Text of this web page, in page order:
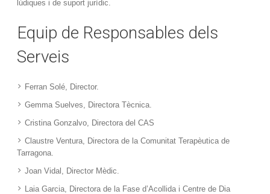
lúdiques i de suport jurídic.
Equip de Responsables dels
Serveis
Ferran Solé, Director.
Gemma Suelves, Directora Tècnica.
Cristina Gonzalvo, Directora del CAS
Claustre Ventura, Directora de la Comunitat Terapèutica de
Tarragona.
Joan Vidal, Director Mèdic.
Laia Garcia, Directora de la Fase d’Acollida i Centre de Dia